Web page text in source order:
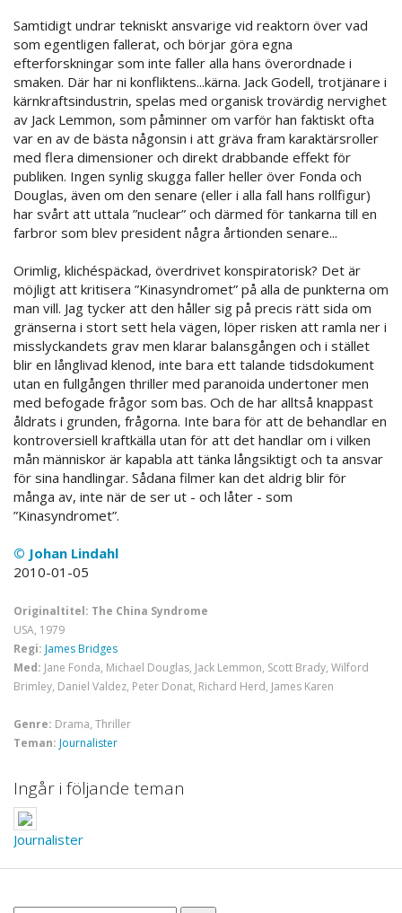
Samtidigt undrar tekniskt ansvarige vid reaktorn över vad
som egentligen fallerat, och börjar göra egna
efterforskningar som inte faller alla hans överordnade i
smaken. Där har ni konfliktens...kärna. Jack Godell, trotjänare i
kärnkraftsindustrin, spelas med organisk trovärdig nervighet
av Jack Lemmon, som påminner om varför han faktiskt ofta
var en av de bästa någonsin i att gräva fram karaktärsroller
med flera dimensioner och direkt drabbande effekt för
publiken. Ingen synlig skugga faller heller över Fonda och
Douglas, även om den senare (eller i alla fall hans rollfigur)
har svårt att uttala ”nuclear” och därmed för tankarna till en
farbror som blev president några årtionden senare...
Orimlig, klichéspäckad, överdrivet konspiratorisk? Det är
möjligt att kritisera ”Kinasyndromet” på alla de punkterna om
man vill. Jag tycker att den håller sig på precis rätt sida om
gränserna i stort sett hela vägen, löper risken att ramla ner i
misslyckandets grav men klarar balansgången och i stället
blir en långlivad klenod, inte bara ett talande tidsdokument
utan en fullgången thriller med paranoida undertoner men
med befogade frågor som bas. Och de har alltså knappast
åldrats i grunden, frågorna. Inte bara för att de behandlar en
kontroversiell kraftkälla utan för att det handlar om i vilken
mån människor är kapabla att tänka långsiktigt och ta ansvar
för sina handlingar. Sådana filmer kan det aldrig blir för
många av, inte när de ser ut - och låter - som
”Kinasyndromet”.
© Johan Lindahl
2010-01-05
Originaltitel: The China Syndrome
USA, 1979
Regi: James Bridges
Med: Jane Fonda, Michael Douglas, Jack Lemmon, Scott Brady, Wilford
Brimley, Daniel Valdez, Peter Donat, Richard Herd, James Karen
Genre: Drama, Thriller
Teman: Journalister
Ingår i följande teman
Journalister